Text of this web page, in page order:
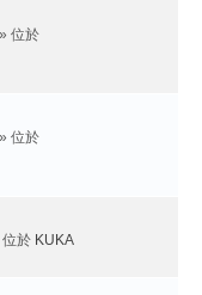
位於
位於
於 KUKA